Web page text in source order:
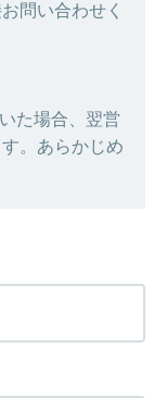
問い合わせく
た場合、翌営
。あらかじめ